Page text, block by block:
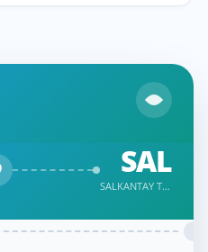
SAL
SALKANTAY TREK 5 DÍAS – LAGUNA HUMANTAY, ABRA SALKANTAY Y MACHU PICCHU